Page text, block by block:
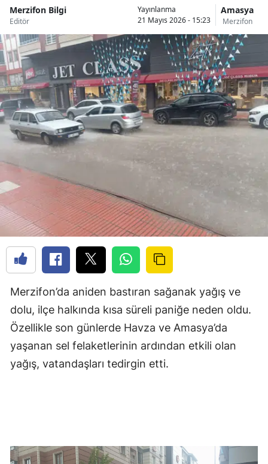
Merzifon Bilgi
Editör
Yayınlanma
21 Mayıs 2026 - 15:23
Amasya
Merzifon
Merzifon’da aniden bastıran sağanak yağış ve
dolu, ilçe halkında kısa süreli paniğe neden oldu.
Özellikle son günlerde Havza ve Amasya’da
yaşanan sel felaketlerinin ardından etkili olan
yağış, vatandaşları tedirgin etti.